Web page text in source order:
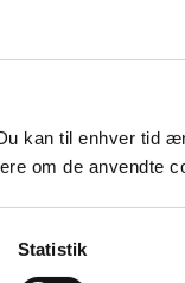
kan til enhver tid
om de anvendte
Statistik